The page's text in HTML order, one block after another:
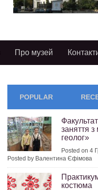
Про музей
POPULAR
заняття з
геолог»
Posted on 4
Posted by Валентина Єфімова
Практикум
костюма